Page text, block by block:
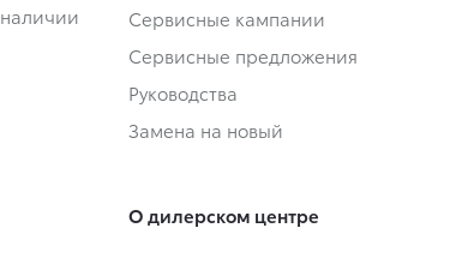
Сервисные кампании
Сервисные предложения
Руководства
Замена на новый
О дилерском центре